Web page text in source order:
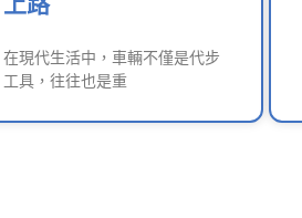
在現代生活中，車輛不僅是代步
工具，往往也是重